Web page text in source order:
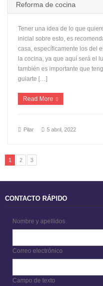
Reforma de cocina
Tener una idea de lo que
inicial sobre esto, es
casa, específicamente los del
la cocina, ya que aquí será el
también es importante que
guiarte […]
Read More
Pilar 5 abril, 2022
1 2 3
CONTACTO RÁPIDO
Nombre y apellidos
Correo electrónico
Campo de texto